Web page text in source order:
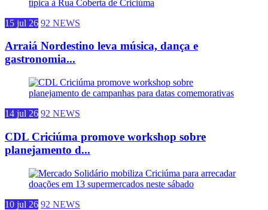
15 jul 26 92 NEWS
Arraiá Nordestino leva música, dança e
gastronomia...
14 jul 26 92 NEWS
CDL Criciúma promove workshop sobre
planejamento d...
10 jul 26 92 NEWS